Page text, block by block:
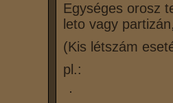
Egységes orosz
leto vagy
(Kis létszám
pl.: